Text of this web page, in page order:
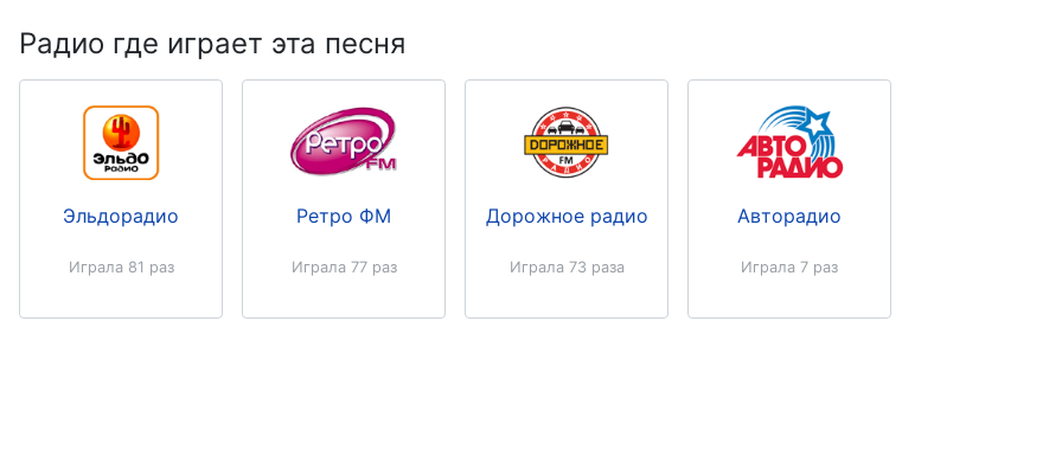
Радио где играет эта песня
Играла 81 раз
Эльдорадио
Играла 77 раз
Ретро ФМ
Играла 73 раза
Дорожное радио
Играла 7 раз
Авторадио